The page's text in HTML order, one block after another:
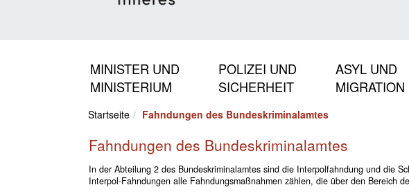
MINISTER UND
MINISTERIUM
POLIZEI UND
SICHERHEIT
ASYL UND
MIGRATION
Startseite Fahndungen des Bundeskriminalamtes
Fahndungen des Bundeskriminalamtes
In der Abteilung 2 des Bundeskriminalamtes sind die Interpolfahndung und die
Interpol-Fahndungen alle Fahndungsmaßnahmen zählen, die über den Bereich